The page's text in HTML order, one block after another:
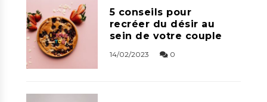
5 conseils pour
recréer du désir au
sein de votre couple
14/02/2023 0